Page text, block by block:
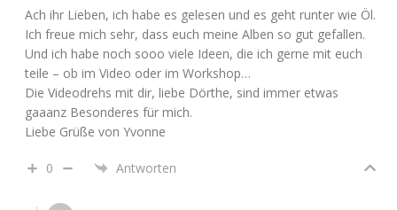
Ach ihr Lieben, ich habe es gelesen und es geht runter wie Öl.
Ich freue mich sehr, dass euch meine Alben so gut gefallen.
Und ich habe noch sooo viele Ideen, die ich gerne mit euch
teile – ob im Video oder im Workshop…
Die Videodrehs mit dir, liebe Dörthe, sind immer etwas
gaaanz Besonderes für mich.
Liebe Grüße von Yvonne
0 Antworten